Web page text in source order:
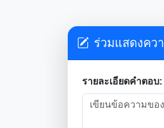
ร่วมแสดงคว
รายละเอียดคำตอบ: